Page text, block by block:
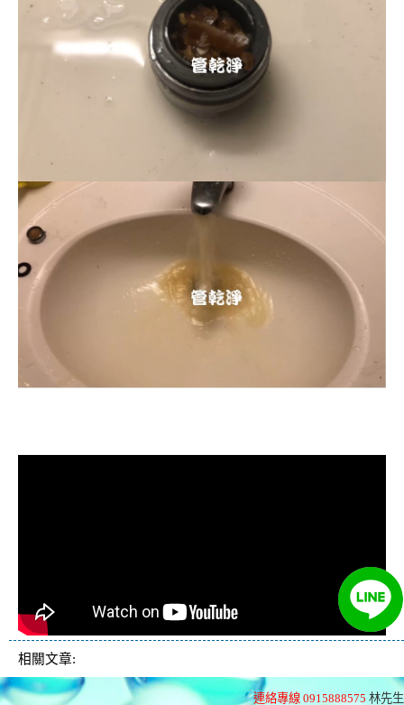
相關文章:
連絡專線 0915888575 林先生